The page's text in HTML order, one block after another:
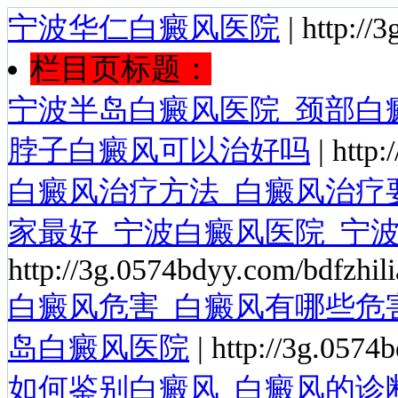
宁波华仁白癜风医院 | http://
栏目页标题：
宁波半岛白癜风医院_颈部
脖子白癜风可以治好吗 |
白癜风治疗方法_白癜风治
家最好_宁波白癜风医院_宁
http://3g.0574bdyy.com/
白癜风危害_白癜风有哪些
岛白癜风医院 | http://
如何鉴别白癜风_白癜风的